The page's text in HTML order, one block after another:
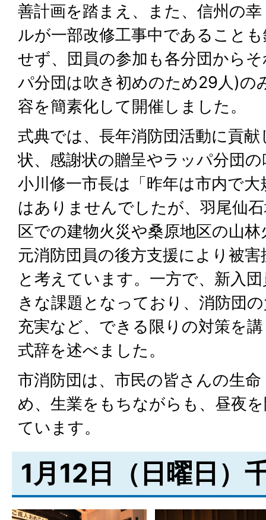
善計画を踏まえ、また、信州の
ルが一部改修工事中であること
せず、団員の参加も各分団から
パ分団は吹き初めのため29人)の
容を簡素化して開催しました。
式典では、長年消防団活動に貢
状、感謝状の贈呈やラッパ分団
小川修一市長は「昨年は市内で
はありませんでしたが、羽尾仙
区での建物火災や桑原地区の山
元消防団員の後方支援により被
と考えています。一方で、新入
きな課題となっており、消防団
充実など、できる限りの対策を
式辞を述べました。
市消防団は、市民の皆さんの生
め、生業をもちながらも、昼夜
ています。
1月12日（日曜日）